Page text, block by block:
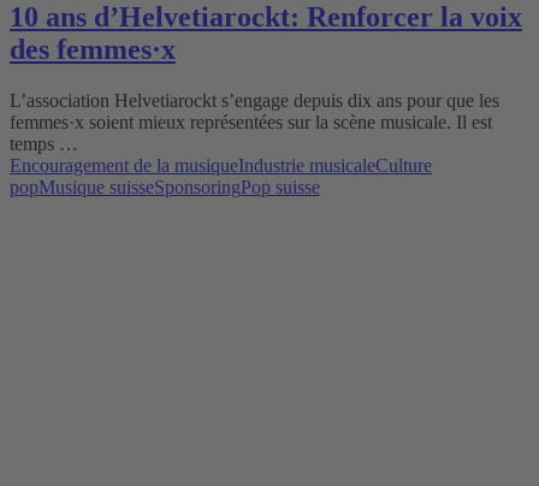
10 ans d’Helvetiarockt: Renforcer la voix
des femmes·x
L’association Helvetiarockt s’engage depuis dix ans pour que les
femmes·x soient mieux représentées sur la scène musicale. Il est
temps …
Encouragement de la musiqueIndustrie musicaleCulture
popMusique suisseSponsoringPop suisse